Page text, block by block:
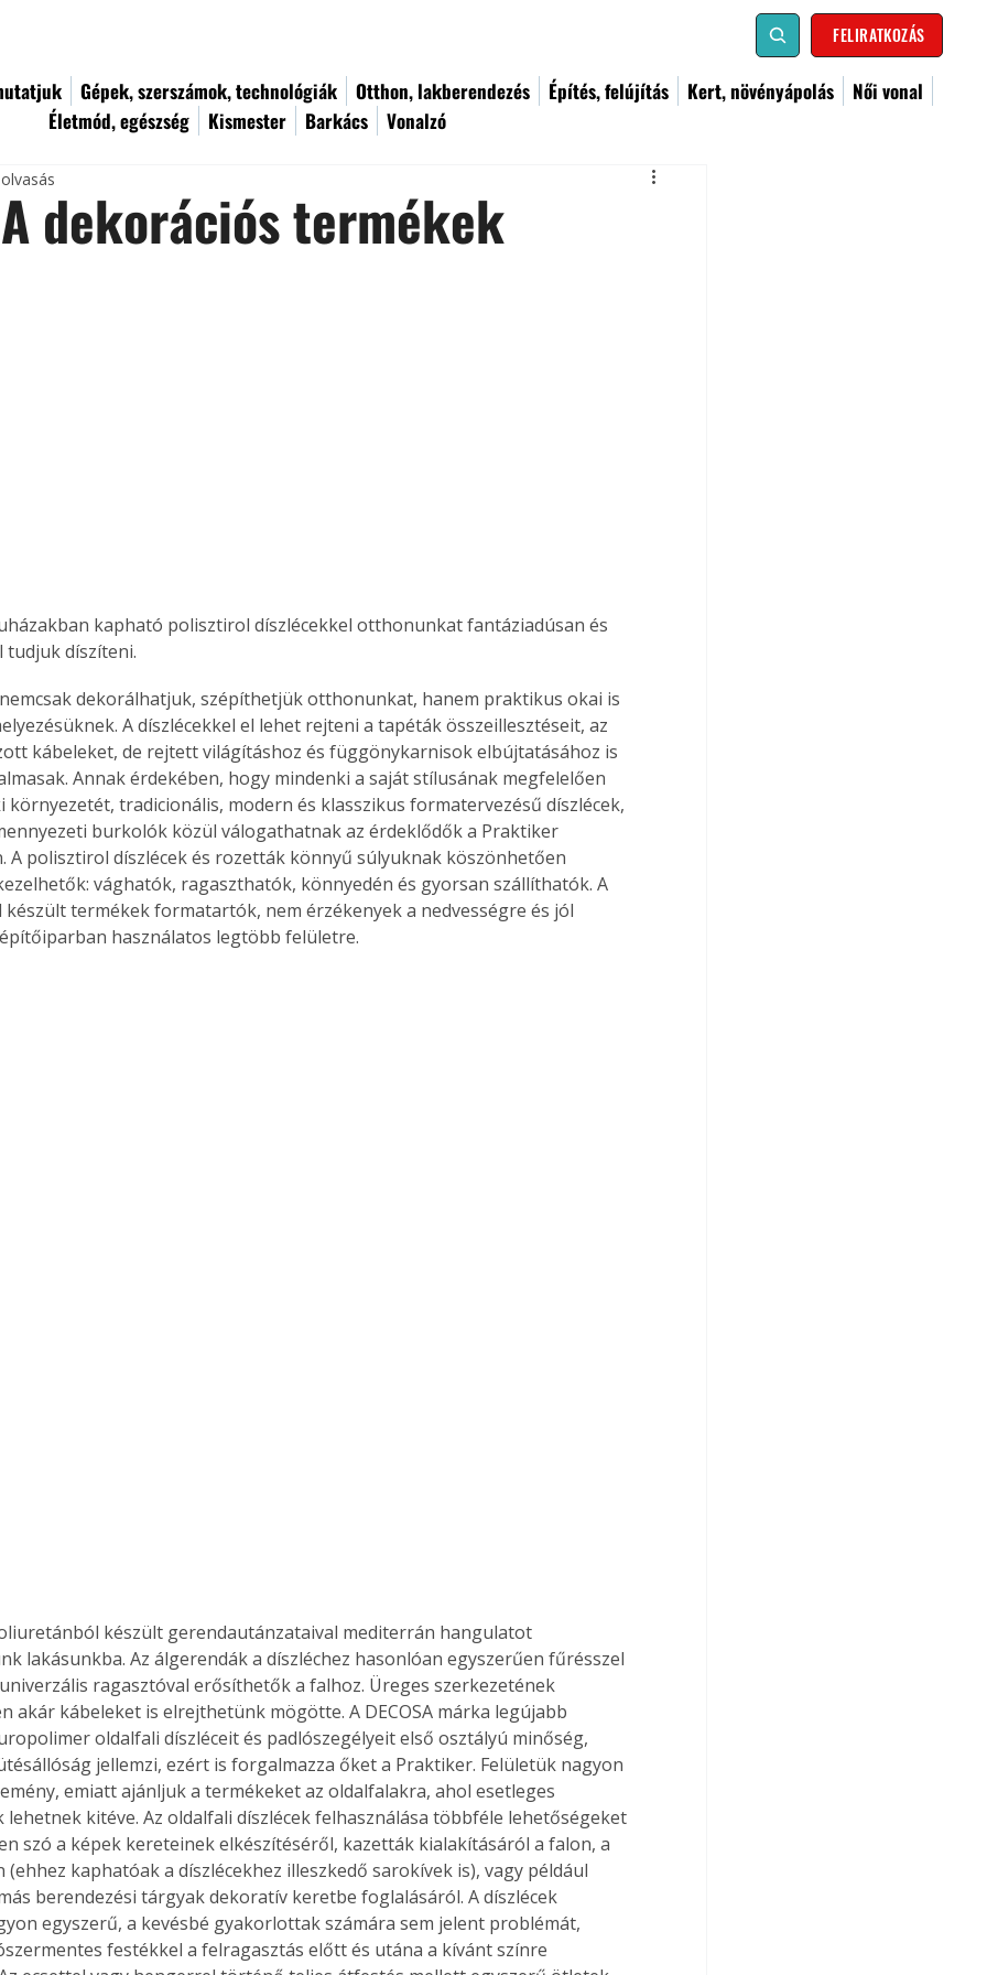
FELIRATKOZÁS
Gépek, szerszámok, technológiák Otthon, lakberendezés Építés, felújítás Kert, növényápolás
Női vonal
Életmód, egészség
Kismester Barkács Vonalzó
dekorációs termékek
tudjuk díszíteni.
dekorálhatjuk, szépíthetjük otthonunkat, hanem praktikus okai is
A díszlécekkel el lehet rejteni a tapéták összeillesztéseit, az
kábeleket, de rejtett világításhoz és függönykarnisok elbújtatásához is
Annak érdekében, hogy mindenki a saját stílusának megfelelően
környezetét, tradicionális, modern és klasszikus formatervezésű díszlécek,
burkolók közül válogathatnak az érdeklődők a Praktiker
A polisztirol díszlécek és rozetták könnyű súlyuknak köszönhetően
vághatók, ragaszthatók, könnyedén és gyorsan szállíthatók. A
termékek formatartók, nem érzékenyek a nedvességre és jól
használatos legtöbb felületre.
lakásunkba. Az álgerendák a díszléchez hasonlóan egyszerűen fűrésszel
ragasztóval erősíthetők a falhoz. Üreges szerkezetének
akár kábeleket is elrejthetünk mögötte. A DECOSA márka legújabb
oldalfali díszléceit és padlószegélyeit első osztályú minőség,
jellemzi, ezért is forgalmazza őket a Praktiker. Felületük nagyon
emiatt ajánljuk a termékeket az oldalfalakra, ahol esetleges
lehetnek kitéve. Az oldalfali díszlécek felhasználása többféle lehetőségeket
szó a képek kereteinek elkészítéséről, kazetták kialakításáról a falon, a
(ehhez kaphatóak a díszlécekhez illeszkedő sarokívek is), vagy például
berendezési tárgyak dekoratív keretbe foglalásáról. A díszlécek
egyszerű, a kevésbé gyakorlottak számára sem jelent problémát,
festékkel a felragasztás előtt és utána a kívánt színre